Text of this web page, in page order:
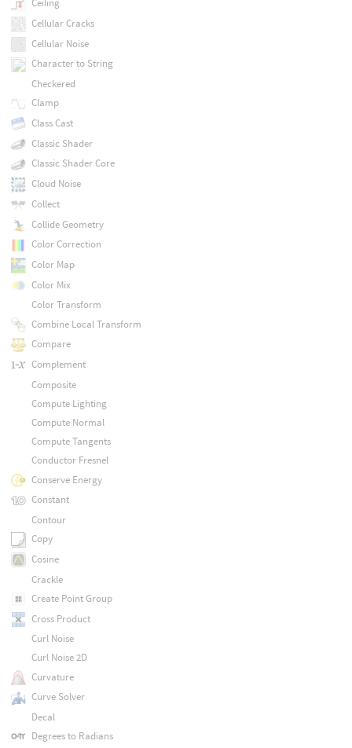
Ceiling
Cellular Cracks
Cellular Noise
Character to String
Checkered
Clamp
Class Cast
Classic Shader
Classic Shader Core
Cloud Noise
Collect
Collide Geometry
Color Correction
Color Map
Color Mix
Color Transform
Combine Local Transform
Compare
Complement
Composite
Compute Lighting
Compute Normal
Compute Tangents
Conductor Fresnel
Conserve Energy
Constant
Contour
Copy
Cosine
Crackle
Create Point Group
Cross Product
Curl Noise
Curl Noise 2D
Curvature
Curve Solver
Decal
Degrees to Radians